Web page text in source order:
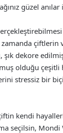
güzel
dekore
olduğu
stressiz bir
kendi
seçilsin, Mondi